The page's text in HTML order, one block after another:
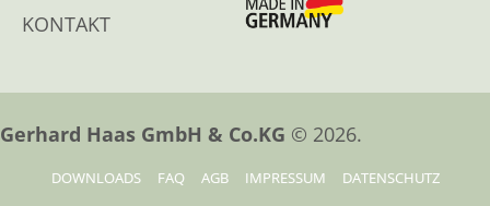
KONTAKT
Gerhard Haas GmbH & Co.KG © 2026.
DOWNLOADS FAQ AGB IMPRESSUM DATENSCHUTZ